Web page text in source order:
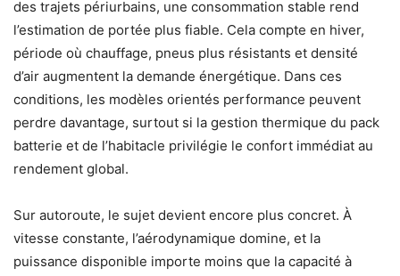
des trajets périurbains, une consommation stable rend
l’estimation de portée plus fiable. Cela compte en hiver,
période où chauffage, pneus plus résistants et densité
d’air augmentent la demande énergétique. Dans ces
conditions, les modèles orientés performance peuvent
perdre davantage, surtout si la gestion thermique du pack
batterie et de l’habitacle privilégie le confort immédiat au
rendement global.
Sur autoroute, le sujet devient encore plus concret. À
vitesse constante, l’aérodynamique domine, et la
puissance disponible importe moins que la capacité à